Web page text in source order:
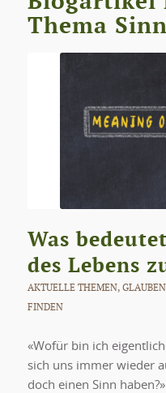
Thema
Was
des Lebens
AKTUELLE THEMEN, GLAUBEN
FINDEN
«Wofür bin ich
sich uns immer wieder
doch einen Sinn